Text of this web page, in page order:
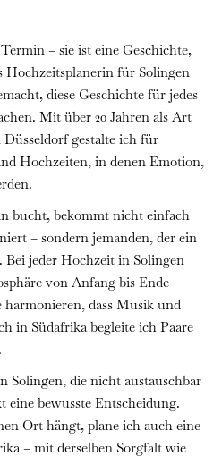
– sie ist eine Geschichte,
Hochzeitsplanerin für Solingen
diese Geschichte für jedes
Mit über 20 Jahren als Art
gestalte ich für
Hochzeiten, in denen Emotion,
bucht, bekommt nicht einfach
– sondern jemanden, der ein
jeder Hochzeit in Solingen
von Anfang bis Ende
harmonieren, dass Musik und
in Südafrika begleite ich Paare
Solingen, die nicht austauschbar
eine bewusste Entscheidung.
Ort hängt, plane ich auch eine
– mit derselben Sorgfalt wie